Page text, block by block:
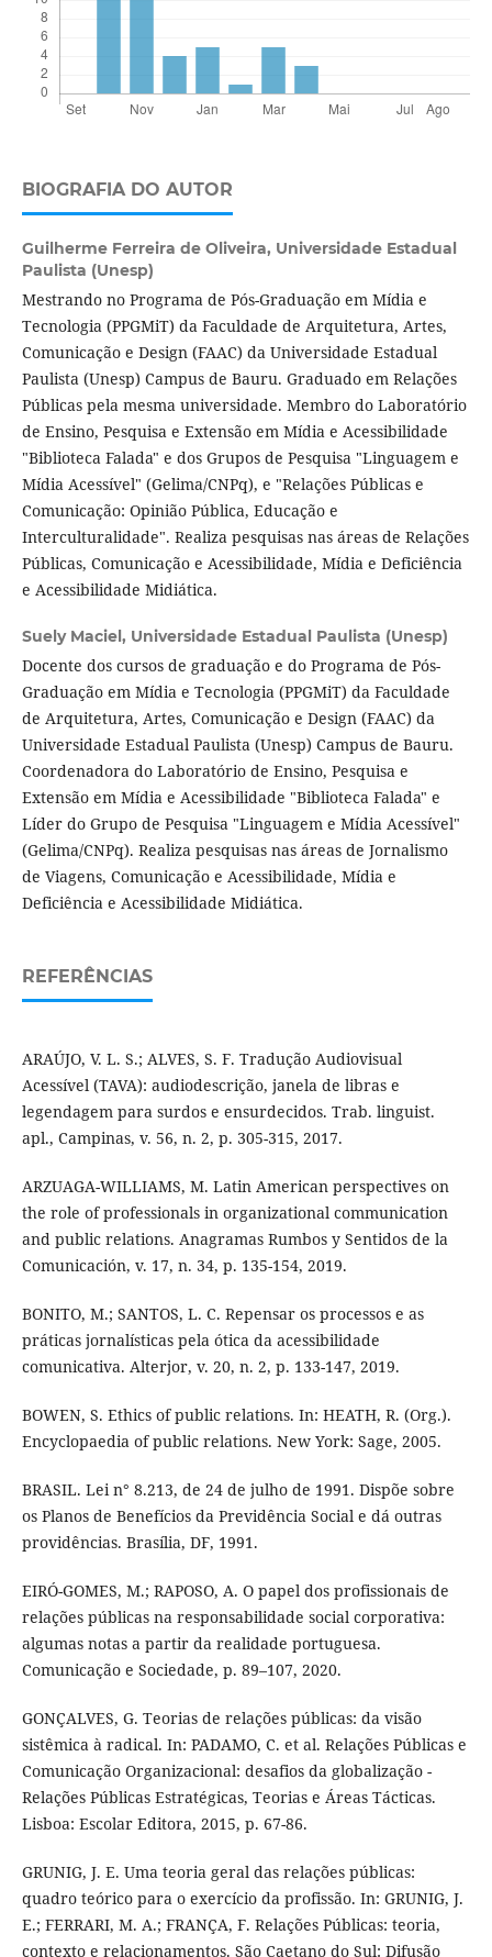
BIOGRAFIA DO AUTOR
Guilherme Ferreira de Oliveira, Universidade Estadual
Paulista (Unesp)
Mestrando no Programa de Pós-Graduação em Mídia e
Tecnologia (PPGMiT) da Faculdade de Arquitetura, Artes,
Comunicação e Design (FAAC) da Universidade Estadual
Paulista (Unesp) Campus de Bauru. Graduado em Relações
Públicas pela mesma universidade. Membro do Laboratório
de Ensino, Pesquisa e Extensão em Mídia e Acessibilidade
"Biblioteca Falada" e dos Grupos de Pesquisa "Linguagem e
Mídia Acessível" (Gelima/CNPq), e "Relações Públicas e
Comunicação: Opinião Pública, Educação e
Interculturalidade". Realiza pesquisas nas áreas de Relações
Públicas, Comunicação e Acessibilidade, Mídia e Deficiência
e Acessibilidade Midiática.
Suely Maciel, Universidade Estadual Paulista (Unesp)
Docente dos cursos de graduação e do Programa de Pós-
Graduação em Mídia e Tecnologia (PPGMiT) da Faculdade
de Arquitetura, Artes, Comunicação e Design (FAAC) da
Universidade Estadual Paulista (Unesp) Campus de Bauru.
Coordenadora do Laboratório de Ensino, Pesquisa e
Extensão em Mídia e Acessibilidade "Biblioteca Falada" e
Líder do Grupo de Pesquisa "Linguagem e Mídia Acessível"
(Gelima/CNPq). Realiza pesquisas nas áreas de Jornalismo
de Viagens, Comunicação e Acessibilidade, Mídia e
Deficiência e Acessibilidade Midiática.
REFERÊNCIAS
ARAÚJO, V. L. S.; ALVES, S. F. Tradução Audiovisual
Acessível (TAVA): audiodescrição, janela de libras e
legendagem para surdos e ensurdecidos. Trab. linguist.
apl., Campinas, v. 56, n. 2, p. 305-315, 2017.
ARZUAGA-WILLIAMS, M. Latin American perspectives on
the role of professionals in organizational communication
and public relations. Anagramas Rumbos y Sentidos de la
Comunicación, v. 17, n. 34, p. 135-154, 2019.
BONITO, M.; SANTOS, L. C. Repensar os processos e as
práticas jornalísticas pela ótica da acessibilidade
comunicativa. Alterjor, v. 20, n. 2, p. 133-147, 2019.
BOWEN, S. Ethics of public relations. In: HEATH, R. (Org.).
Encyclopaedia of public relations. New York: Sage, 2005.
BRASIL. Lei n° 8.213, de 24 de julho de 1991. Dispõe sobre
os Planos de Benefícios da Previdência Social e dá outras
providências. Brasília, DF, 1991.
EIRÓ-GOMES, M.; RAPOSO, A. O papel dos profissionais de
relações públicas na responsabilidade social corporativa:
algumas notas a partir da realidade portuguesa.
Comunicação e Sociedade, p. 89–107, 2020.
GONÇALVES, G. Teorias de relações públicas: da visão
sistêmica à radical. In: PADAMO, C. et al. Relações Públicas e
Comunicação Organizacional: desafios da globalização -
Relações Públicas Estratégicas, Teorias e Áreas Tácticas.
Lisboa: Escolar Editora, 2015, p. 67-86.
GRUNIG, J. E. Uma teoria geral das relações públicas:
quadro teórico para o exercício da profissão. In: GRUNIG, J.
E.; FERRARI, M. A.; FRANÇA, F. Relações Públicas: teoria,
contexto e relacionamentos. São Caetano do Sul: Difusão